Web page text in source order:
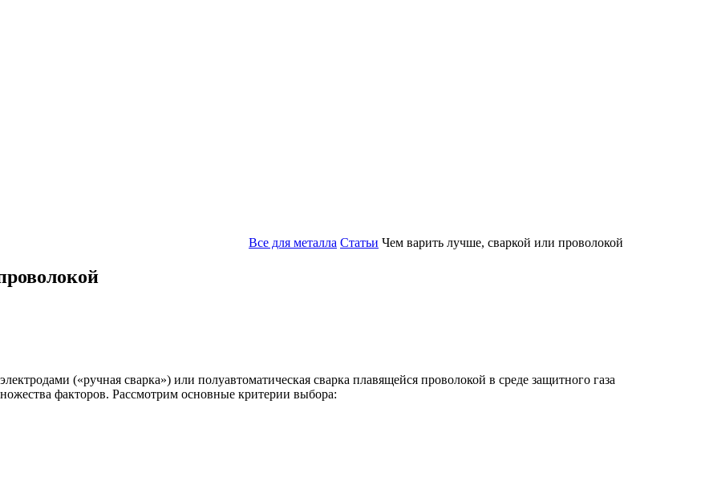
Все для металла Статьи Чем варить лучше, сваркой или проволокой
(«ручная сварка») или полуавтоматическая сварка плавящейся проволокой в среде защитного газа
факторов. Рассмотрим основные критерии выбора: